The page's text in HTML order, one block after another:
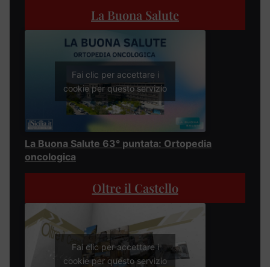
La Buona Salute
Fai clic per accettare i
cookie per questo servizio
La Buona Salute 63° puntata: Ortopedia
oncologica
Oltre il Castello
Fai clic per accettare i
cookie per questo servizio